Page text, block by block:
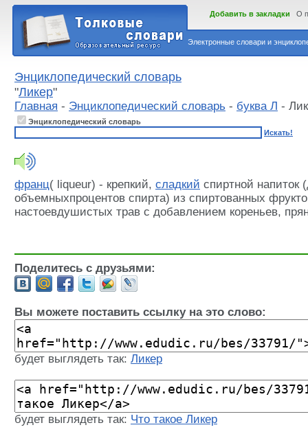
Электронные словари и
Добавить в закладки О
Энциклопедический словарь
"Ликер"
Главная - Энциклопедический словарь - буква Л -
Энциклопедический словарь
Искать!
франц( liqueur) - крепкий, сладкий спиртной напиток
объемныхпроцентов спирта) из спиртованных
настоевдушистых трав с добавлением кореньев,
Поделитесь с друзьями:
Вы можете поставить ссылку на это слово:
будет выглядеть так: Ликер
будет выглядеть так: Что такое Ликер